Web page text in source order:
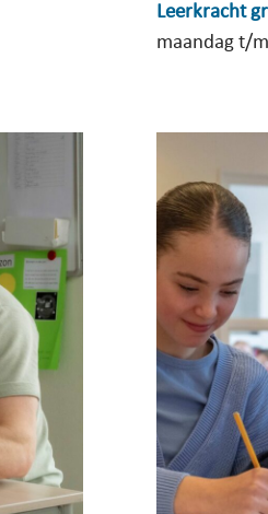
Leerkracht
maandag t/